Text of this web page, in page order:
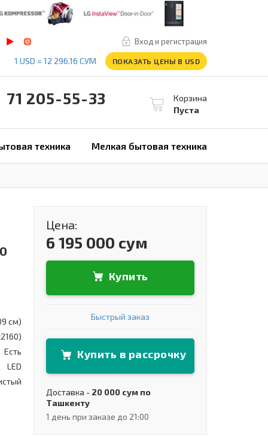
Вход и регистрация
1 USD = 12 296.16 СУМ
ПОКАЗАТЬ ЦЕНЫ В USD
Корзина
Пуста
205-55-33
техника Мелкая бытовая техника
см)
Есть
LED
Цена:
6 195 000 сум
Купить
Быстрый заказ
Купить в рассрочку
Доставка - 20 000 сум по
Ташкенту
1 день при заказе до 21:00